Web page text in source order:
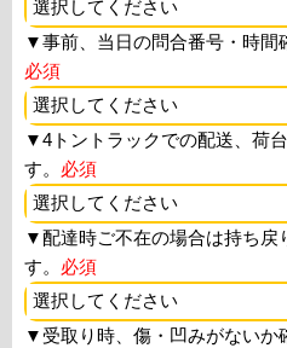
▼事前、当日の問合番号・時間
必須
▼4トントラックでの配送、荷
す。 必須
▼配達時ご不在の場合は持ち戻
す。 必須
▼ 受取り時、傷・凹みがないか